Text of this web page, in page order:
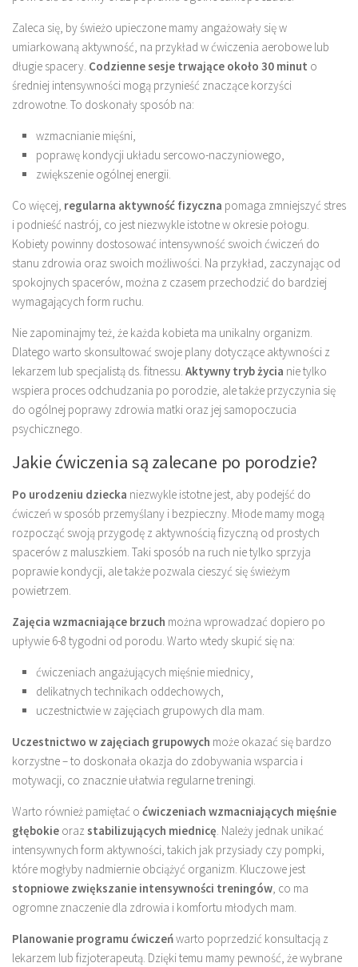
Zaleca się, by świeżo upieczone mamy angażowały się w
umiarkowaną aktywność, na przykład w ćwiczenia aerobowe lub
długie spacery. Codzienne sesje trwające około 30 minut o
średniej intensywności mogą przynieść znaczące korzyści
zdrowotne. To doskonały sposób na:
wzmacnianie mięśni,
poprawę kondycji układu sercowo-naczyniowego,
zwiększenie ogólnej energii.
Co więcej, regularna aktywność fizyczna pomaga zmniejszyć stres
i podnieść nastrój, co jest niezwykle istotne w okresie połogu.
Kobiety powinny dostosować intensywność swoich ćwiczeń do
stanu zdrowia oraz swoich możliwości. Na przykład, zaczynając od
spokojnych spacerów, można z czasem przechodzić do bardziej
wymagających form ruchu.
Nie zapominajmy też, że każda kobieta ma unikalny organizm.
Dlatego warto skonsultować swoje plany dotyczące aktywności z
lekarzem lub specjalistą ds. fitnessu. Aktywny tryb życia nie tylko
wspiera proces odchudzania po porodzie, ale także przyczynia się
do ogólnej poprawy zdrowia matki oraz jej samopoczucia
psychicznego.
Jakie ćwiczenia są zalecane po porodzie?
Po urodzeniu dziecka niezwykle istotne jest, aby podejść do
ćwiczeń w sposób przemyślany i bezpieczny. Młode mamy mogą
rozpocząć swoją przygodę z aktywnością fizyczną od prostych
spacerów z maluszkiem. Taki sposób na ruch nie tylko sprzyja
poprawie kondycji, ale także pozwala cieszyć się świeżym
powietrzem.
Zajęcia wzmacniające brzuch można wprowadzać dopiero po
upływie 6-8 tygodni od porodu. Warto wtedy skupić się na:
ćwiczeniach angażujących mięśnie miednicy,
delikatnych technikach oddechowych,
uczestnictwie w zajęciach grupowych dla mam.
Uczestnictwo w zajęciach grupowych może okazać się bardzo
korzystne – to doskonała okazja do zdobywania wsparcia i
motywacji, co znacznie ułatwia regularne treningi.
Warto również pamiętać o ćwiczeniach wzmacniających mięśnie
głębokie oraz stabilizujących miednicę. Należy jednak unikać
intensywnych form aktywności, takich jak przysiady czy pompki,
które mogłyby nadmiernie obciążyć organizm. Kluczowe jest
stopniowe zwiększanie intensywności treningów, co ma
ogromne znaczenie dla zdrowia i komfortu młodych mam.
Planowanie programu ćwiczeńwarto poprzedzić konsultacją z
lekarzem lub fizjoterapeutą. Dzięki temu mamy pewność, że wybrane